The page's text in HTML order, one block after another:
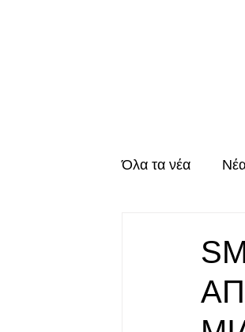
Όλα τα νέα